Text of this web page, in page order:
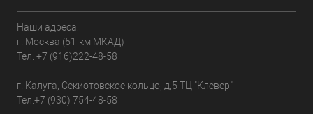
Наши адреса:
г. Москва (51-км МКАД)
Тел. +7 (916)222-48-58
г. Калуга, Секиотовское кольцо, д,5 ТЦ "Клевер"
Тел. +7 (930) 754-48-58